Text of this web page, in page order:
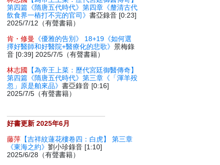
第四篇《隋唐五代時代》第四章《釐清古代
飲食界一樁打不完的官司》書亞錄音 [0:23]
2025/7/12（有聲書籍）
肯・修曼
《優雅的告別》 18+19《如何選
擇好醫師和好醫院+醫療化的悲歌》景梅錄
音 [0:39] 2025/7/5（有聲書籍）
林志國
【為帝王上菜：歷代宮廷御醫傳奇】
第四篇《隋唐五代時代》第三章《「渾羊殁
忽」原是舶來品》書亞錄音 [0:16]
2025/7/5（有聲書籍）
好書更新 2025年6月
藤萍 【吉祥紋蓮花樓卷四：白虎】 第三章
《東海之約》劉小珍錄音 [1:10]
2025/6/28（有聲書籍）